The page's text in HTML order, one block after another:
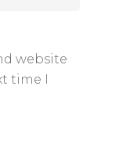
website
time I